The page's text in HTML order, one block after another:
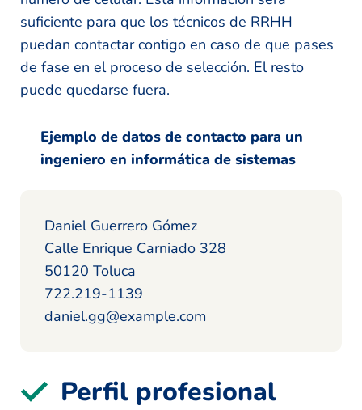
suficiente para que los técnicos de RRHH
puedan contactar contigo en caso de que pases
de fase en el proceso de selección. El resto
puede quedarse fuera.
Ejemplo de datos de contacto para un
ingeniero en informática de sistemas
Daniel Guerrero Gómez
Calle Enrique Carniado 328
50120 Toluca
722.219-1139
daniel.gg@example.com
Perfil profesional